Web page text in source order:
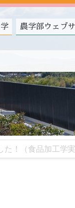
農学部ウェブ
！（食品加工学実